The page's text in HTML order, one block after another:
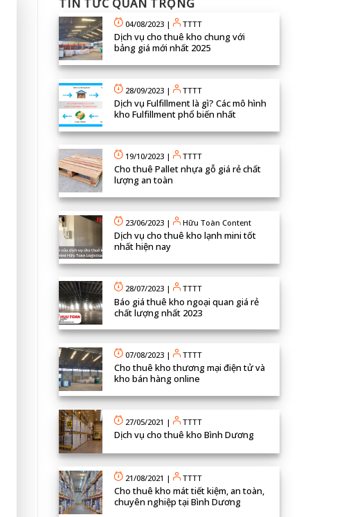
TIN TỨC QUAN TRỌNG
04/08/2023 | TTTT
Dịch vụ cho thuê kho chung với
bảng giá mới nhất 2025
28/09/2023 | TTTT
Dịch vụ Fulfillment là gì? Các mô hình
kho Fulfillment phổ biến nhất
19/10/2023 | TTTT
Cho thuê Pallet nhựa gỗ giá rẻ chất
lượng an toàn
23/06/2023 | Hữu Toàn Content
Dịch vụ cho thuê kho lạnh mini tốt
nhất hiện nay
28/07/2023 | TTTT
Báo giá thuê kho ngoại quan giá rẻ
chất lượng nhất 2023
07/08/2023 | TTTT
Cho thuê kho thương mại điện tử và
kho bán hàng online
27/05/2021 | TTTT
Dịch vụ cho thuê kho Bình Dương
21/08/2021 | TTTT
Cho thuê kho mát tiết kiệm, an toàn,
chuyên nghiệp tại Bình Dương